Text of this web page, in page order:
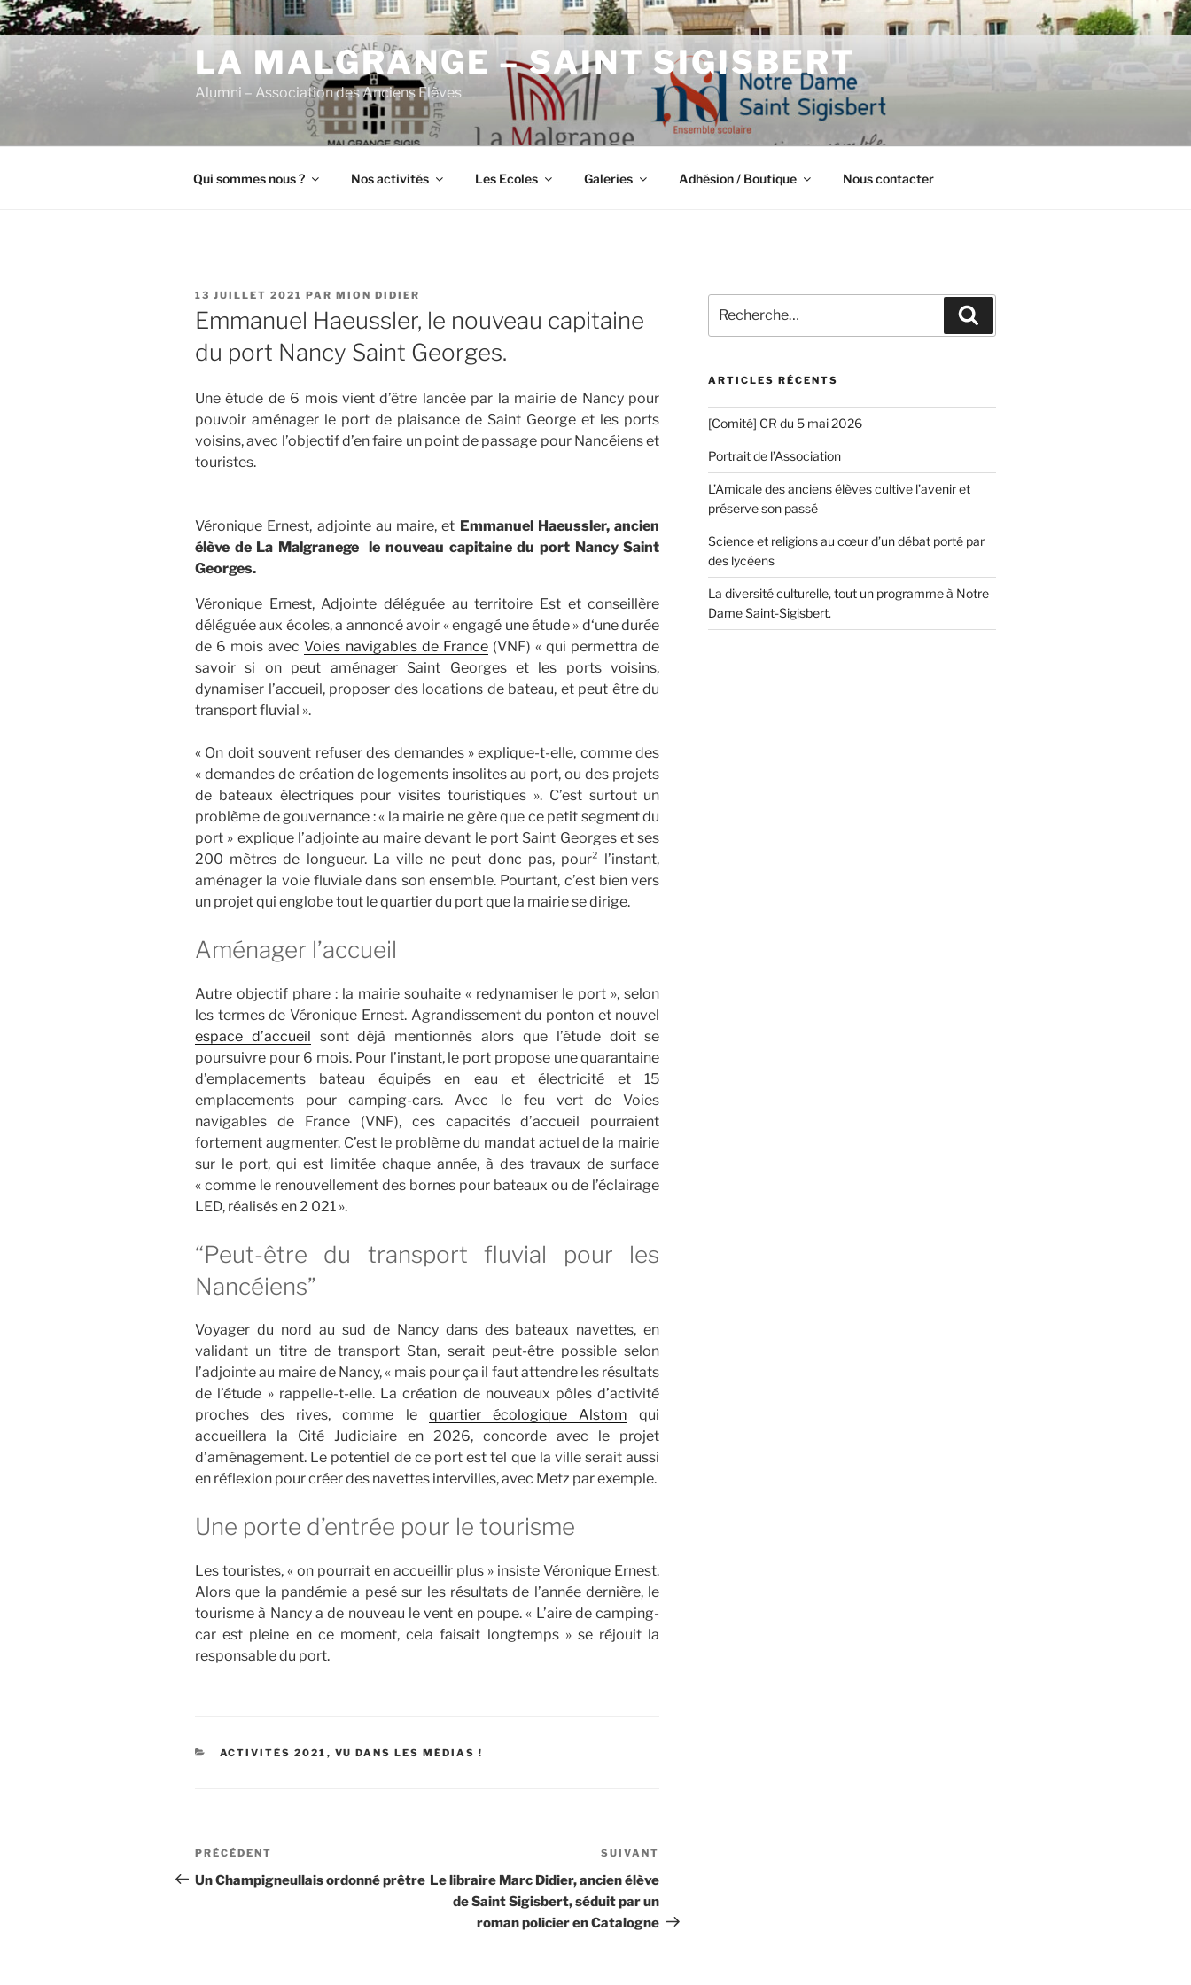
Aller
au
contenu
principal
LA MALGRANGE – SAINT SIGISBERT
Alumni – Association des Anciens Elèves
Qui sommes nous ? Nos activités Les Ecoles Galeries Adhésion / Boutique Nous contacter
PUBLIÉ
LE
13 JUILLET 2021 PAR MION DIDIER
Emmanuel Haeussler, le nouveau capitaine
du port Nancy Saint Georges.
Une étude de 6 mois vient d’être lancée par la mairie de Nancy pour
pouvoir aménager le port de plaisance de Saint George et les ports
voisins, avec l’objectif d’en faire un point de passage pour Nancéiens et
touristes.
Véronique Ernest, adjointe au maire, et Emmanuel Haeussler, ancien
élève de La Malgranege le nouveau capitaine du port Nancy Saint
Georges.
Véronique Ernest, Adjointe déléguée au territoire Est et conseillère
déléguée aux écoles, a annoncé avoir « engagé une étude » d‘une durée
de 6 mois avecVoies navigables de France(VNF) « qui permettra de
savoir si on peut aménager Saint Georges et les ports voisins,
dynamiser l’accueil, proposer des locations de bateau, et peut être du
transport fluvial ».
« On doit souvent refuser des demandes » explique-t-elle, comme des
« demandes de création de logements insolites au port, ou des projets
de bateaux électriques pour visites touristiques ». C’est surtout un
problème de gouvernance : « la mairie ne gère que ce petit segment du
port » explique l’adjointe au maire devant le port Saint Georges et ses
200 mètres de longueur. La ville ne peut donc pas, pour² l’instant,
aménager la voie fluviale dans son ensemble. Pourtant, c’est bien vers
un projet qui englobe tout le quartier du port que la mairie se dirige.
Aménager l’accueil
Autre objectif phare : la mairie souhaite « redynamiser le port », selon
les termes de Véronique Ernest. Agrandissement du ponton et nouvel
espace d’accueil sont déjà mentionnés alors que l’étude doit se
poursuivre pour 6 mois. Pour l’instant, le port propose une quarantaine
d’emplacements bateau équipés en eau et électricité et 15
emplacements pour camping-cars. Avec le feu vert de Voies
navigables de France (VNF), ces capacités d’accueil pourraient
fortement augmenter. C’est le problème du mandat actuel de la mairie
sur le port, qui est limitée chaque année, à des travaux de surface
« comme le renouvellement des bornes pour bateaux ou de l’éclairage
LED, réalisés en 2 021 ».
“Peut-être du transport fluvial pour les
Nancéiens”
Voyager du nord au sud de Nancy dans des bateaux navettes, en
validant un titre de transport Stan, serait peut-être possible selon
l’adjointe au maire de Nancy, « mais pour ça il faut attendre les résultats
de l’étude » rappelle-t-elle. La création de nouveaux pôles d’activité
proches des rives, comme le quartier écologique Alstom qui
accueillera la Cité Judiciaire en 2026, concorde avec le projet
d’aménagement. Le potentiel de ce port est tel que la ville serait aussi
en réflexion pour créer des navettes intervilles, avec Metz par exemple.
Une porte d’entrée pour le tourisme
Les touristes, « on pourrait en accueillir plus » insiste Véronique Ernest.
Alors que la pandémie a pesé sur les résultats de l’année dernière, le
tourisme à Nancy a de nouveau le vent en poupe. « L’aire de camping-
car est pleine en ce moment, cela faisait longtemps » se réjouit la
responsable du port.
CATÉGORIES
ACTIVITÉS 2021 , VU DANS LES MÉDIAS !
Navigation
de
Article
précédent
PRÉCÉDENT
Un Champigneullais ordonné prêtre
suivant
SUIVANT
Le libraire Marc Didier, ancien élève
de Saint Sigisbert, séduit par un
roman policier en Catalogne
pour
:
ARTICLES RÉCENTS
[Comité] CR du 5 mai 2026
Portrait de l’Association
L’Amicale des anciens élèves cultive l’avenir et
préserve son passé
Science et religions au cœur d’un débat porté par
des lycéens
La diversité culturelle, tout un programme à Notre
Dame Saint-Sigisbert.